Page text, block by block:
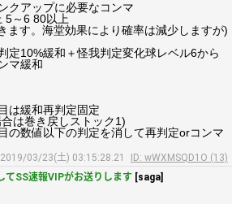
クアップに必要なコンマ
5～6 80以上
ます。海堂効果により確率は減少しますが)
定10%緩和＋怪我判定変化球レベル6から
マ緩和
は緩和再判定固定
は巻き戻しストック1)
の数値以下の判定を消して再判定orコンマ
2019/03/23(土) 03:15:28.21
ID: wWXMSQD1O (13)
てSS速報VIPがお送りします [saga]